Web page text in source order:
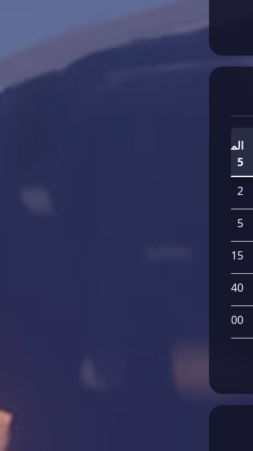
المستوى
5
2
5
15
40
100